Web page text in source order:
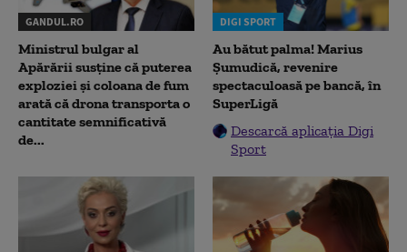
GANDUL.RO
Ministrul bulgar al
Apărării susține că puterea
exploziei și coloana de fum
arată că drona transporta o
cantitate semnificativă
de...
DIGI SPORT
Au bătut palma! Marius
Șumudică, revenire
spectaculoasă pe bancă, în
SuperLigă
Descarcă aplicația Digi
Sport